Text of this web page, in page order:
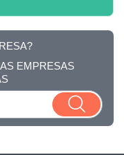
EMPRESAS